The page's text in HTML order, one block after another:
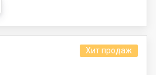
Хит продаж